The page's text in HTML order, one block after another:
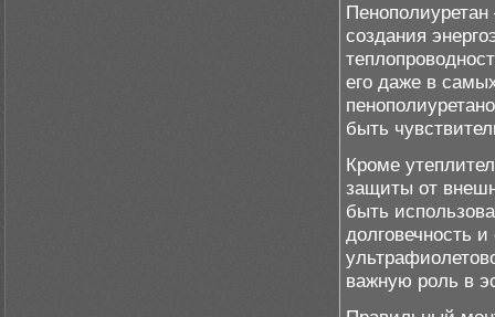
создания
его даже в
быть
Кроме
защиты от
быть
долговечность
важную роль в